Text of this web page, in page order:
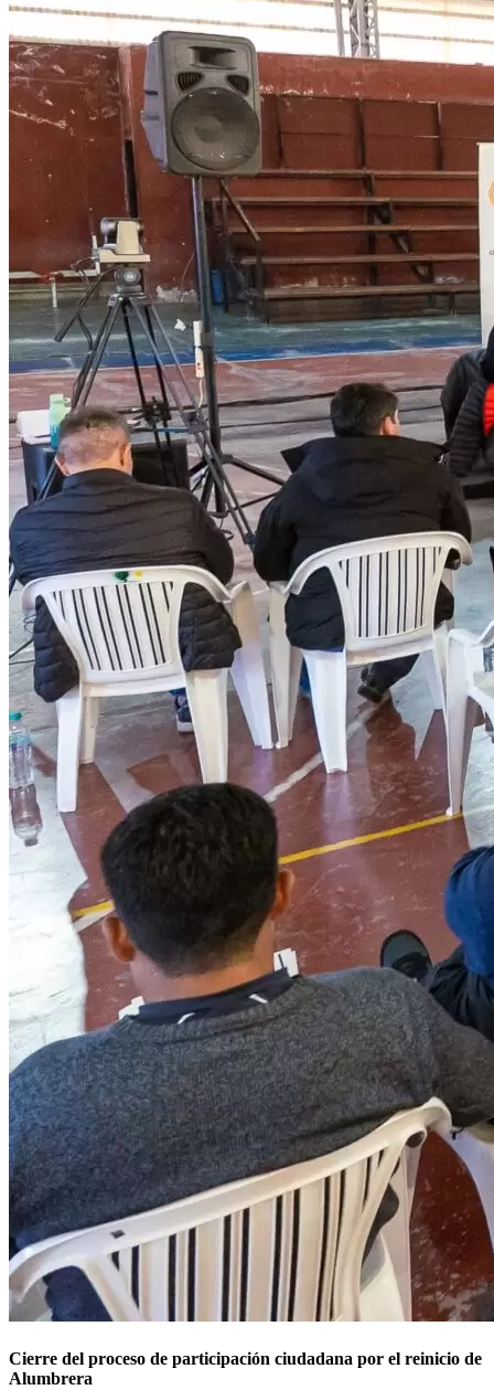
Cierre del proceso de participación ciudadana por el reinicio de
Alumbrera